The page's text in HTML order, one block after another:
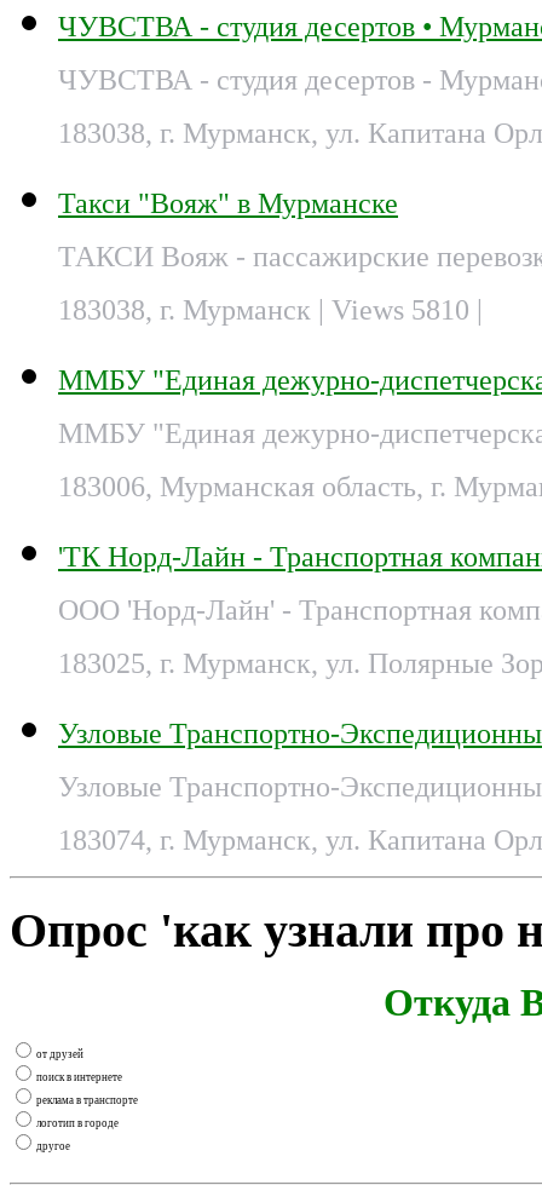
ЧУВСТВА - студия десертов •
ЧУВСТВА - студия десертов -
183038, г. Мурманск, ул. Капитана
Такси "Вояж" в Мурманске
ТАКСИ Вояж - пассажирские
183038, г. Мурманск | Views 5810 |
ММБУ "Единая дежурно-
ММБУ "Единая дежурно-
183006, Мурманская область, г.
'ТК Норд-Лайн - Транспортная
ООО 'Норд-Лайн' - Транспортная
183025, г. Мурманск, ул. Полярные
Узловые Транспортно-
Узловые Транспортно-
183074, г. Мурманск, ул. Капитана
Опрос 'как узнали про
Откуда
от друзей
поиск в интернете
реклама в транспорте
логотип в городе
другое